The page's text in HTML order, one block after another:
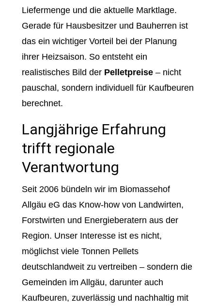
Liefermenge und die aktuelle Marktlage.
Gerade für Hausbesitzer und Bauherren ist
das ein wichtiger Vorteil bei der Planung
ihrer Heizsaison. So entsteht ein
realistisches Bild der Pelletpreise– nicht
pauschal, sondern individuell für Kaufbeuren
berechnet.
Langjährige Erfahrung
trifft regionale
Verantwortung
Seit 2006 bündeln wir im Biomassehof
Allgäu eG das Know-how von Landwirten,
Forstwirten und Energieberatern aus der
Region. Unser Interesse ist es nicht,
möglichst viele Tonnen Pellets
deutschlandweit zu vertreiben – sondern die
Gemeinden im Allgäu, darunter auch
Kaufbeuren, zuverlässig und nachhaltig mit